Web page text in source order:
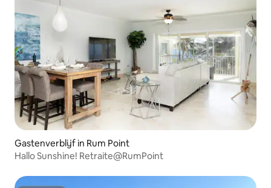
Gastenverblijf in Rum Point
Hallo Sunshine! Retraite@RumPoint